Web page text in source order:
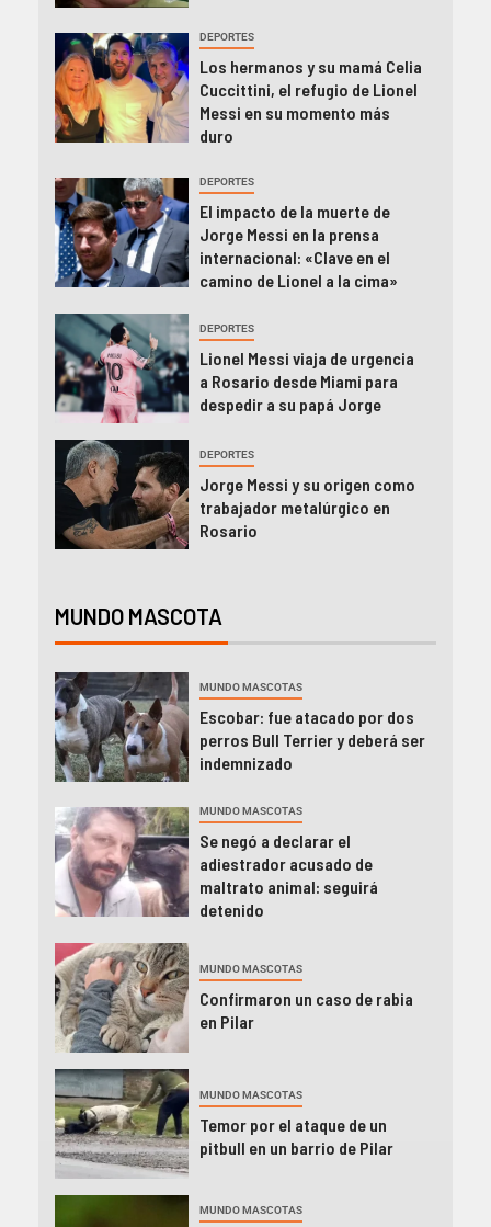
DEPORTES
Los hermanos y su mamá Celia
Cuccittini, el refugio de Lionel
Messi en su momento más
duro
DEPORTES
El impacto de la muerte de
Jorge Messi en la prensa
internacional: «Clave en el
camino de Lionel a la cima»
DEPORTES
Lionel Messi viaja de urgencia
a Rosario desde Miami para
despedir a su papá Jorge
DEPORTES
Jorge Messi y su origen como
trabajador metalúrgico en
Rosario
MUNDO MASCOTA
MUNDO MASCOTAS
Escobar: fue atacado por dos
perros Bull Terrier y deberá ser
indemnizado
MUNDO MASCOTAS
Se negó a declarar el
adiestrador acusado de
maltrato animal: seguirá
detenido
MUNDO MASCOTAS
Confirmaron un caso de rabia
en Pilar
MUNDO MASCOTAS
Temor por el ataque de un
pitbull en un barrio de Pilar
MUNDO MASCOTAS